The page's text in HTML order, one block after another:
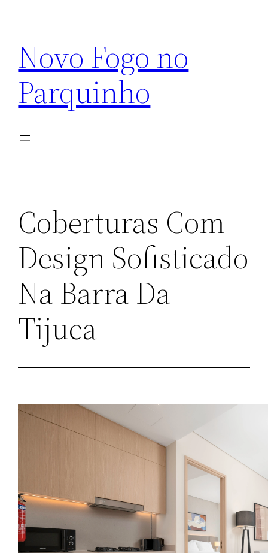
conteúdo
Novo Fogo no
Parquinho
Coberturas Com
Design Sofisticado
Na Barra Da
Tijuca